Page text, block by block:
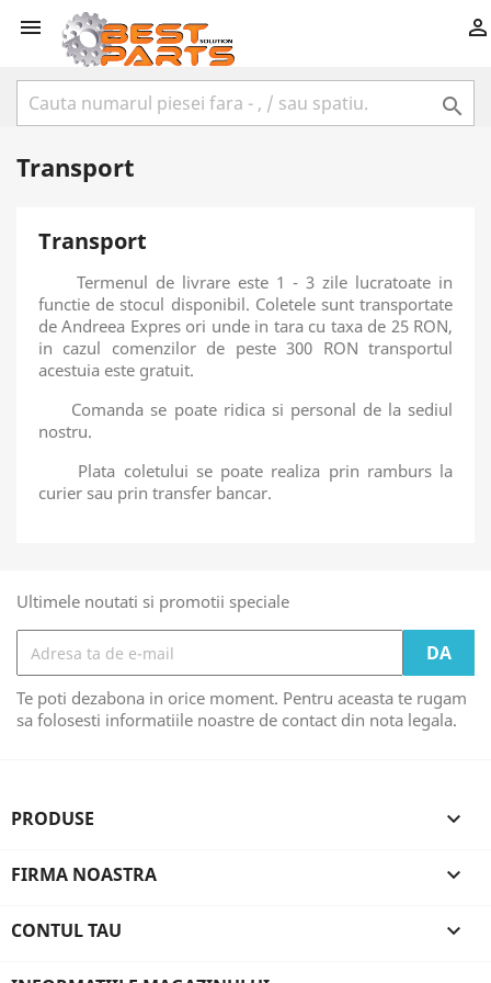
 

Transport
Transport
Termenul de livrare este 1 - 3 zile lucratoate in
functie de stocul disponibil. Coletele sunt transportate
de Andreea Expres ori unde in tara cu taxa de 25 RON,
in cazul comenzilor de peste 300 RON transportul
acestuia este gratuit.
Comanda se poate ridica si personal de la sediul
nostru.
Plata coletului se poate realiza prin ramburs la
curier sau prin transfer bancar.
Ultimele noutati si promotii speciale
Te poti dezabona in orice moment. Pentru aceasta te rugam
sa folosesti informatiile noastre de contact din nota legala.
PRODUSE 
FIRMA NOASTRA 
CONTUL TAU 